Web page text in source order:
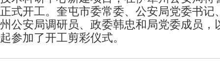
正式开工。奎屯市委常委、公安局党委书记
州公安局调研员、政委韩忠和局党委成员，
起参加了开工剪彩仪式。